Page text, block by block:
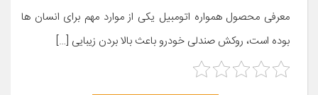
معرفی محصول همواره اتومبیل یکی از موارد مهم برای انسان ها
بوده است، روکش صندلی خودرو باعث بالا بردن زیبایی […]